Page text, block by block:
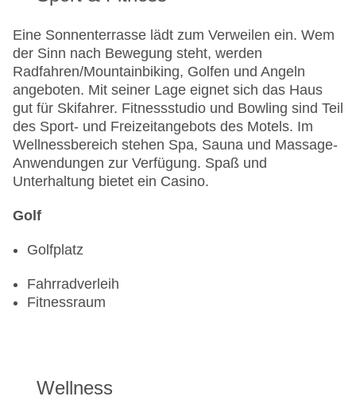
Eine Sonnenterrasse lädt zum Verweilen ein. Wem
der Sinn nach Bewegung steht, werden
Radfahren/Mountainbiking, Golfen und Angeln
angeboten. Mit seiner Lage eignet sich das Haus
gut für Skifahrer. Fitnessstudio und Bowling sind Teil
des Sport- und Freizeitangebots des Motels. Im
Wellnessbereich stehen Spa, Sauna und Massage-
Anwendungen zur Verfügung. Spaß und
Unterhaltung bietet ein Casino.
Golf
Golfplatz
Fahrradverleih
Fitnessraum
Wellness